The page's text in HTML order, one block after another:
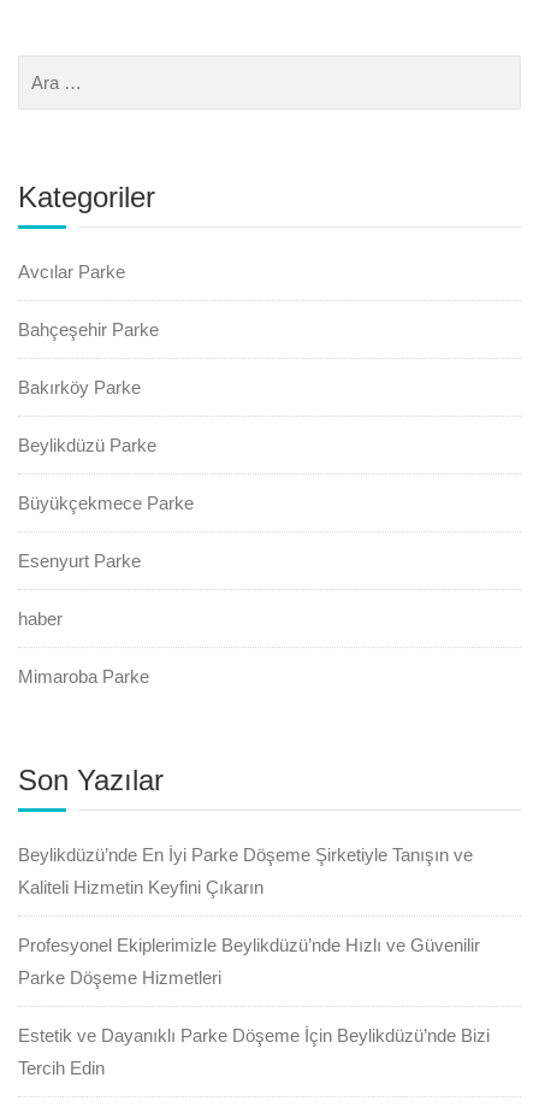
Kategoriler
Avcılar Parke
Bahçeşehir Parke
Bakırköy Parke
Beylikdüzü Parke
Büyükçekmece Parke
Esenyurt Parke
haber
Mimaroba Parke
Son Yazılar
Beylikdüzü’nde En İyi Parke Döşeme Şirketiyle Tanışın ve
Kaliteli Hizmetin Keyfini Çıkarın
Profesyonel Ekiplerimizle Beylikdüzü’nde Hızlı ve Güvenilir
Parke Döşeme Hizmetleri
Estetik ve Dayanıklı Parke Döşeme İçin Beylikdüzü’nde Bizi
Tercih Edin